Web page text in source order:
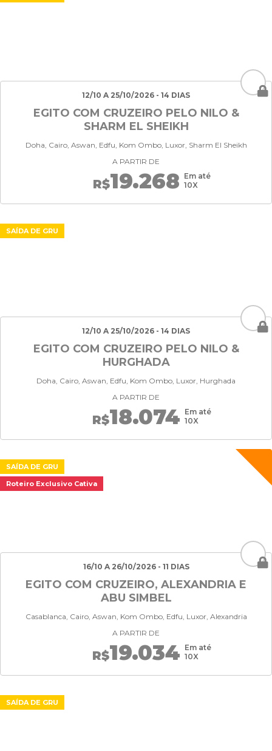
12/10 A 25/10/2026 - 14 DIAS
EGITO COM CRUZEIRO PELO NILO &
SHARM EL SHEIKH
Doha, Cairo, Aswan, Edfu, Kom Ombo, Luxor, Sharm El Sheikh
A PARTIR DE
R$19.268 Em até
10X
SAÍDA DE GRU
12/10 A 25/10/2026 - 14 DIAS
EGITO COM CRUZEIRO PELO NILO &
HURGHADA
Doha, Cairo, Aswan, Edfu, Kom Ombo, Luxor, Hurghada
A PARTIR DE
R$18.074 Em até
10X
SAÍDA DE GRU
Roteiro Exclusivo Cativa
16/10 A 26/10/2026 - 11 DIAS
EGITO COM CRUZEIRO, ALEXANDRIA E
ABU SIMBEL
Casablanca, Cairo, Aswan, Kom Ombo, Edfu, Luxor, Alexandria
A PARTIR DE
R$19.034 Em até
10X
SAÍDA DE GRU